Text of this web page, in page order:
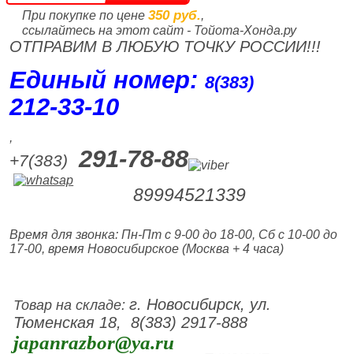
При покупке по цене 350 руб.,
ссылайтесь на этот сайт - Тойота-Хонда.ру
ОТПРАВИМ В ЛЮБУЮ ТОЧКУ РОССИИ!!!
Единый номер:8(383)
212‑33‑10
,
+7(383) 291-78-88
89994521339
Время для звонка: Пн-Пт с 9-00 до 18-00, Сб с 10-00 до
17-00, время Новосибирское (Москва + 4 часа)
Товар на складе:г. Новосибирск, ул.
Тюменская 18, 8(383) 2917-888
japanrazbor@ya.ru